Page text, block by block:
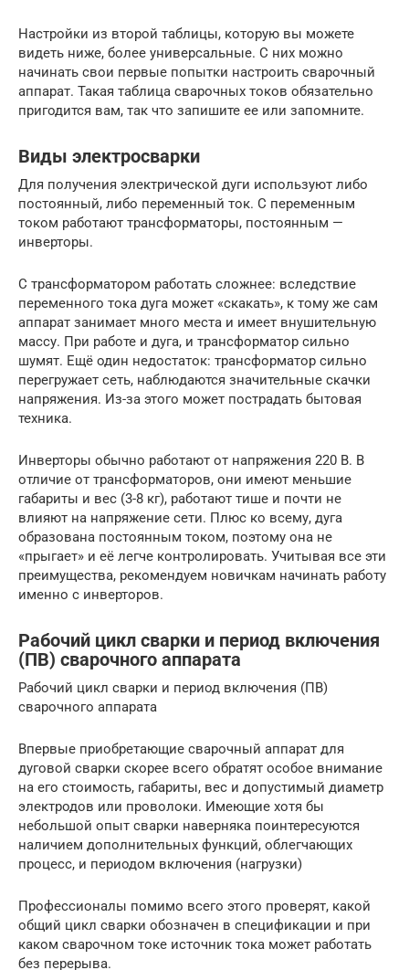
Настройки из второй таблицы, которую вы можете
видеть ниже, более универсальные. С них можно
начинать свои первые попытки настроить сварочный
аппарат. Такая таблица сварочных токов обязательно
пригодится вам, так что запишите ее или запомните.
Виды электросварки
Для получения электрической дуги используют либо
постоянный, либо переменный ток. С переменным
током работают трансформаторы, постоянным —
инверторы.
С трансформатором работать сложнее: вследствие
переменного тока дуга может «скакать», к тому же сам
аппарат занимает много места и имеет внушительную
массу. При работе и дуга, и трансформатор сильно
шумят. Ещё один недостаток: трансформатор сильно
перегружает сеть, наблюдаются значительные скачки
напряжения. Из-за этого может пострадать бытовая
техника.
Инверторы обычно работают от напряжения 220 В. В
отличие от трансформаторов, они имеют меньшие
габариты и вес (3-8 кг), работают тише и почти не
влияют на напряжение сети. Плюс ко всему, дуга
образована постоянным током, поэтому она не
«прыгает» и её легче контролировать. Учитывая все эти
преимущества, рекомендуем новичкам начинать работу
именно с инверторов.
Рабочий цикл сварки и период включения
(ПВ) сварочного аппарата
Рабочий цикл сварки и период включения (ПВ)
сварочного аппарата
Впервые приобретающие сварочный аппарат для
дуговой сварки скорее всего обратят особое внимание
на его стоимость, габариты, вес и допустимый диаметр
электродов или проволоки. Имеющие хотя бы
небольшой опыт сварки наверняка поинтересуются
наличием дополнительных функций, облегчающих
процесс, и периодом включения (нагрузки)
Профессионалы помимо всего этого проверят, какой
общий цикл сварки обозначен в спецификации и при
каком сварочном токе источник тока может работать
без перерыва.